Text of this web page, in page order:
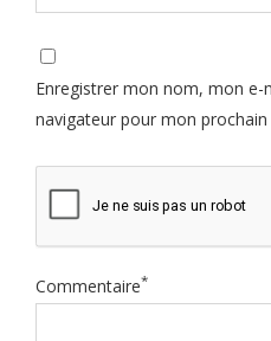
Enregistrer mon nom, mon
navigateur pour mon
Commentaire*